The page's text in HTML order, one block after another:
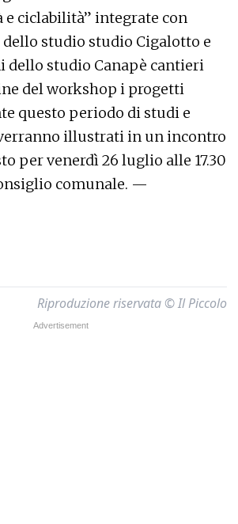
ciclabilità” integrate con
studio studio Cigalotto e
dello studio Canapè cantieri
del workshop i progetti
questo periodo di studi e
illustrati in un incontro
per venerdì 26 luglio alle 17.30
comunale. —
Riproduzione riservata © Il Piccolo